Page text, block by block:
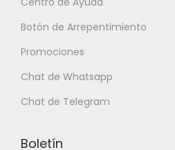
Botón de Arrepentimiento
Promociones
Chat de Whatsapp
Chat de Telegram
Boletín